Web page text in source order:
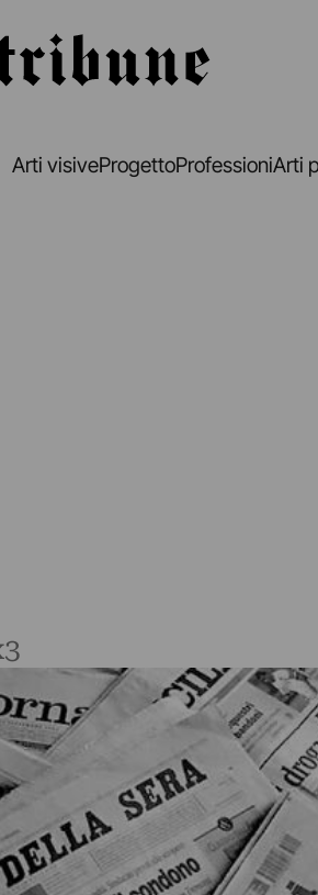
Arti visiveProgettoProfessioniArti